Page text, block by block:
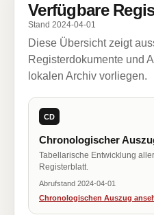
Verfügbare
Stand 2024-04-01
Diese Übersicht zeigt
Registerdokumente und
lokalen Archiv vorliegen.
CD
Chronologischer
Tabellarische Entwicklung
Registerblatt.
Abrufstand 2024-04-01
Chronologischen Auszug